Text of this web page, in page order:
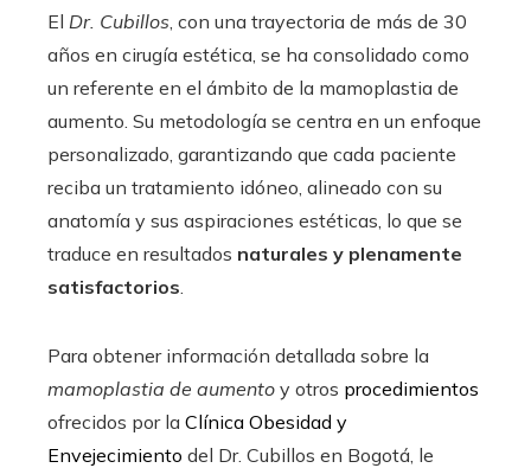
El Dr. Cubillos, con una trayectoria de más de 30
años en cirugía estética, se ha consolidado como
un referente en el ámbito de la mamoplastia de
aumento. Su metodología se centra en un enfoque
personalizado, garantizando que cada paciente
reciba un tratamiento idóneo, alineado con su
anatomía y sus aspiraciones estéticas, lo que se
traduce en resultados naturales y plenamente
satisfactorios.
Para obtener información detallada sobre la
mamoplastia de aumento y otros procedimientos
ofrecidos por la Clínica Obesidad y
Envejecimiento del Dr. Cubillos en Bogotá, le